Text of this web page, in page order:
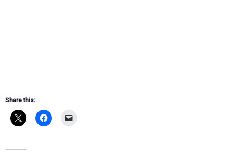
Share this: